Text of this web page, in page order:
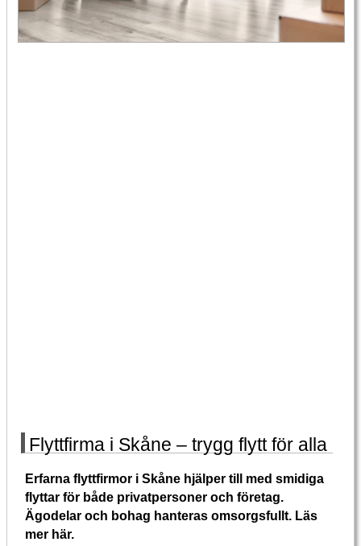
Flyttfirma i Skåne – trygg flytt för alla
Erfarna flyttfirmor i Skåne hjälper till med smidiga
flyttar för både privatpersoner och företag.
Ägodelar och bohag hanteras omsorgsfullt. Läs
mer här.